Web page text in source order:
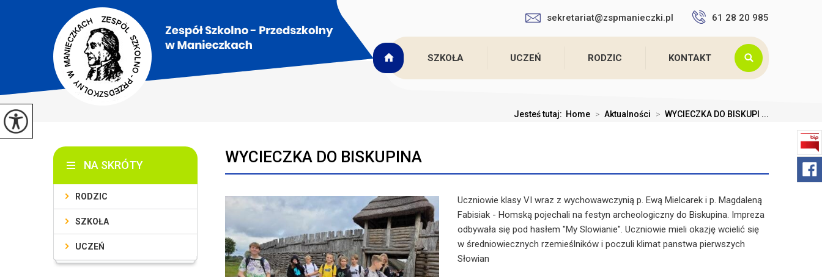
sekretariat@zspmanieczki.pl 61 28 20 985
SZKOŁA UCZEŃ RODZIC KONTAKT
Jesteś tutaj: Home > Aktualności > WYCIECZKA DO BISKUPI ...
WYCIECZKA DO BISKUPINA
Uczniowie klasy VI wraz z wychowawczynią p. Ewą Mielcarek i p. Magdaleną
Fabisiak - Homską pojechali na festyn archeologiczny do Biskupina. Impreza
odbywała się pod hasłem "My Slowianie". Uczniowie mieli okazję wcielić się
w średniowiecznych rzemieślników i poczuli klimat panstwa pierwszych
Słowian
NA SKRÓTY
RODZIC
SZKOŁA
UCZEŃ